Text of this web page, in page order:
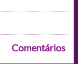
Comentários